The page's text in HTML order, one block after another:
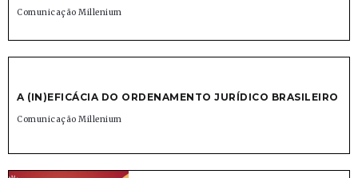
Comunicação Millenium
A (IN)EFICÁCIA DO ORDENAMENTO JURÍDICO BRASILEIRO
Comunicação Millenium